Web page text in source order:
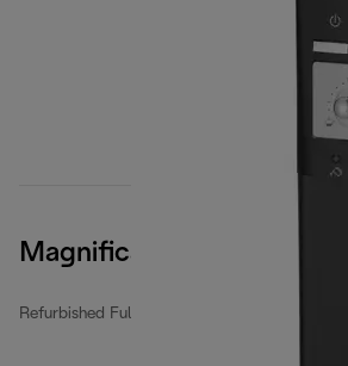
Magnifica
Refurbished Fully Automatic Coffee Makers